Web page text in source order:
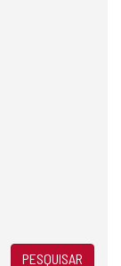
PESQUISAR